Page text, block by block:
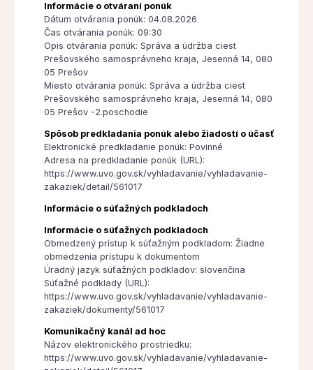
Informácie o otváraní ponúk
Dátum otvárania ponúk: 04.08.2026
Čas otvárania ponúk: 09:30
Opis otvárania ponúk: Správa a údržba ciest
Prešovského samosprávneho kraja, Jesenná 14, 080
05 Prešov
Miesto otvárania ponúk: Správa a údržba ciest
Prešovského samosprávneho kraja, Jesenná 14, 080
05 Prešov -2.poschodie
Spôsob predkladania ponúk alebo žiadostí o účasť
Elektronické predkladanie ponúk: Povinné
Adresa na predkladanie ponúk (URL):
https://www.uvo.gov.sk/vyhladavanie/vyhladavanie-
zakaziek/detail/561017
Informácie o súťažných podkladoch
Informácie o súťažných podkladoch
Obmedzený prístup k súťažným podkladom: Žiadne
obmedzenia prístupu k dokumentom
Úradný jazyk súťažných podkladov: slovenčina
Súťažné podklady (URL):
https://www.uvo.gov.sk/vyhladavanie/vyhladavanie-
zakaziek/dokumenty/561017
Komunikačný kanál ad hoc
Názov elektronického prostriedku:
https://www.uvo.gov.sk/vyhladavanie/vyhladavanie-